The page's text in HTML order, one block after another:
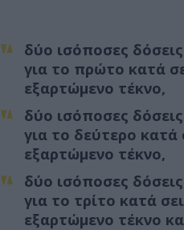
δύο ισόποσες
για το πρώτο κατά
εξαρτώμενο τέκνο,
δύο ισόποσες
για το δεύτερο κατά
εξαρτώμενο τέκνο,
δύο ισόποσες
για το τρίτο κατά
εξαρτώμενο τέκνο